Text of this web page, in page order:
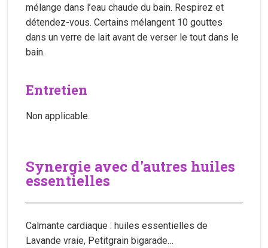
mélange dans l’eau chaude du bain. Respirez et
détendez-vous. Certains mélangent 10 gouttes
dans un verre de lait avant de verser le tout dans le
bain.
Entretien
Non applicable.
Synergie avec d'autres huiles
essentielles
Calmante cardiaque : huiles essentielles de
Lavande vraie, Petitgrain bigarade…